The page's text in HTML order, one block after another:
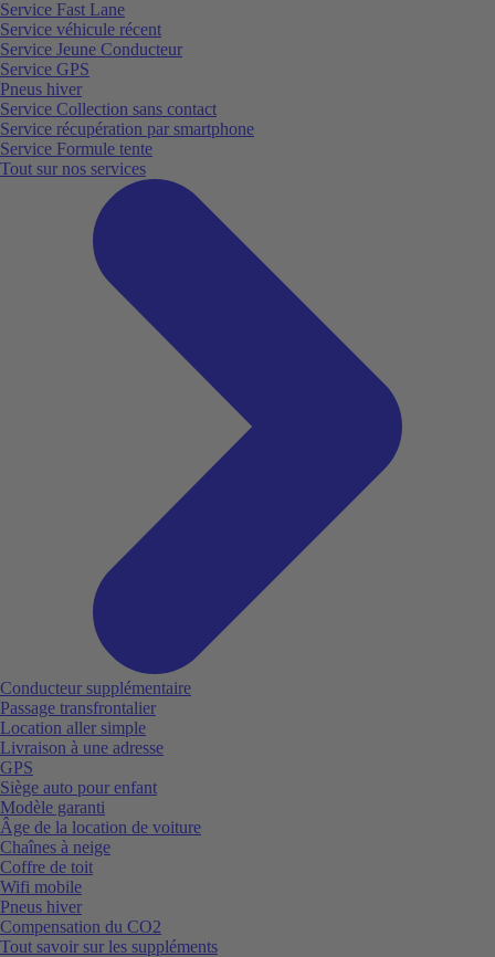
Service Fast Lane
Service véhicule récent
Service Jeune Conducteur
Service GPS
Pneus hiver
Service Collection sans contact
Service récupération par smartphone
Service Formule tente
Tout sur nos services
Conducteur supplémentaire
Passage transfrontalier
Location aller simple
Livraison à une adresse
GPS
Siège auto pour enfant
Modèle garanti
Âge de la location de voiture
Chaînes à neige
Coffre de toit
Wifi mobile
Pneus hiver
Compensation du CO2
Tout savoir sur les suppléments